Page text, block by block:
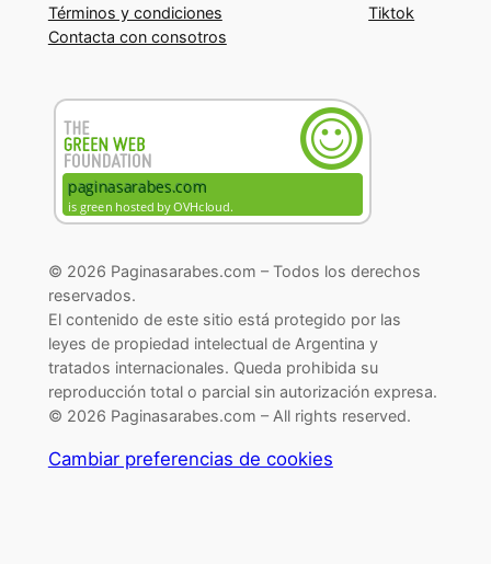
Términos y condiciones
Contacta con consotros
Tiktok
© 2026 Paginasarabes.com – Todos los derechos
reservados.
El contenido de este sitio está protegido por las
leyes de propiedad intelectual de Argentina y
tratados internacionales. Queda prohibida su
reproducción total o parcial sin autorización expresa.
© 2026 Paginasarabes.com – All rights reserved.
Cambiar preferencias de cookies